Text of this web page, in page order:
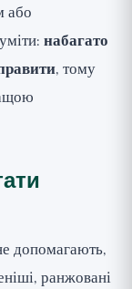
або
набагато
, тому
допомагають,
ранжовані